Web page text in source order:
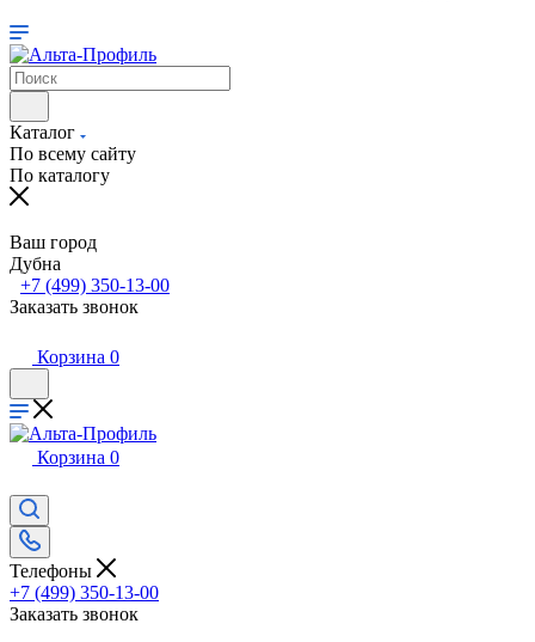
Каталог
По всему сайту
По каталогу
Ваш город
Дубна
+7 (499) 350-13-00
Заказать звонок
Корзина 0
Корзина 0
Телефоны
+7 (499) 350-13-00
Заказать звонок